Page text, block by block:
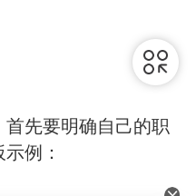
先要明确自己的职
例：